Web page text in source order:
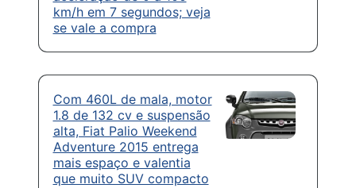
km/h em 7 segundos; veja
se vale a compra
Com 460L de mala, motor
1.8 de 132 cv e suspensão
alta, Fiat Palio Weekend
Adventure 2015 entrega
mais espaço e valentia
que muito SUV compacto